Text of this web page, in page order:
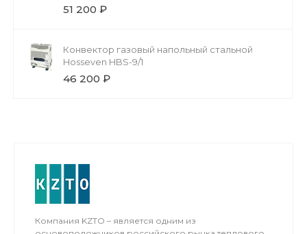
51 200 ₽
Конвектор газовый напольный стальной
Hosseven HBS-9/1
46 200 ₽
Компания KZTO – является одним из